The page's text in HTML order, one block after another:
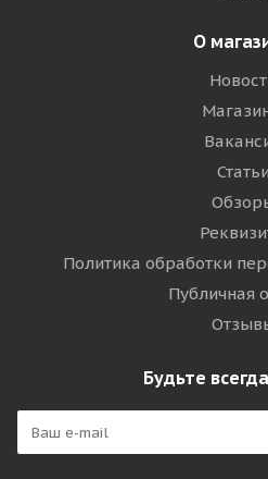
О
Статьи
Политика обработки
Публичная
Будьте